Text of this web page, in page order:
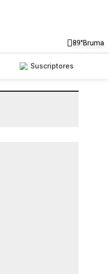
89°Bruma
Suscriptores